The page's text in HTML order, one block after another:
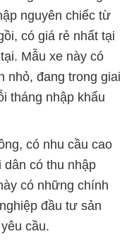
nguyên chiếc từ
có giá rẻ nhất tại
Mẫu xe này có
nhỏ, đang trong giai
tháng nhập khẩu
có nhu cầu cao
có thu nhập
có những chính
đầu tư sản
cầu.